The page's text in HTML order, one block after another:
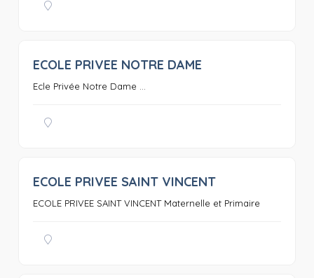
ECOLE PRIVEE NOTRE DAME
Ecle Privée Notre Dame ...
ECOLE PRIVEE SAINT VINCENT
ECOLE PRIVEE SAINT VINCENT Maternelle et Primaire